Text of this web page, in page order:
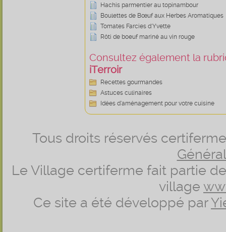
Hachis parmentier au topinambour
Boulettes de Bœuf aux Herbes Aromatiques
Tomates Farcies d'Yvette
Rôti de boeuf mariné au vin rouge
Consultez également la
iTerroir
Recettes gourmandes
Astuces culinaires
Idées d’aménagement pour votre cuisine
Tous droits réservés
Le Village certiferme fait partie
village
Ce site a été développé par